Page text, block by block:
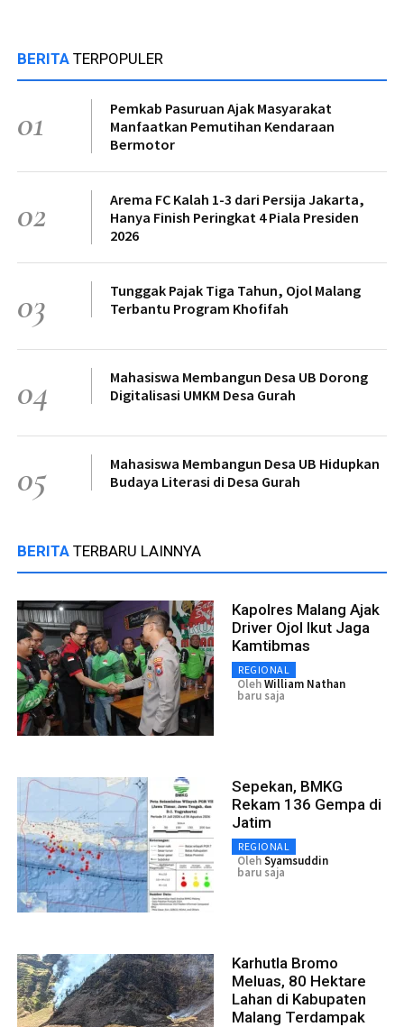
BERITA TERPOPULER
01
Pemkab Pasuruan Ajak Masyarakat
Manfaatkan Pemutihan Kendaraan
Bermotor
02
Arema FC Kalah 1-3 dari Persija Jakarta,
Hanya Finish Peringkat 4 Piala Presiden
2026
03
Tunggak Pajak Tiga Tahun, Ojol Malang
Terbantu Program Khofifah
04
Mahasiswa Membangun Desa UB Dorong
Digitalisasi UMKM Desa Gurah
05
Mahasiswa Membangun Desa UB Hidupkan
Budaya Literasi di Desa Gurah
BERITA TERBARU LAINNYA
Kapolres Malang Ajak
Driver Ojol Ikut Jaga
Kamtibmas
REGIONAL
OlehWilliam Nathan
baru saja
Sepekan, BMKG
Rekam 136 Gempa di
Jatim
REGIONAL
OlehSyamsuddin
baru saja
Karhutla Bromo
Meluas, 80 Hektare
Lahan di Kabupaten
Malang Terdampak